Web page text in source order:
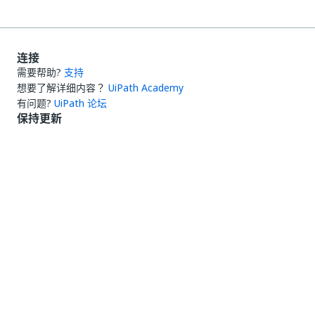
连接
需要帮助? 支持
想要了解详细内容？ UiPath Academy
有问题? UiPath 论坛
保持更新